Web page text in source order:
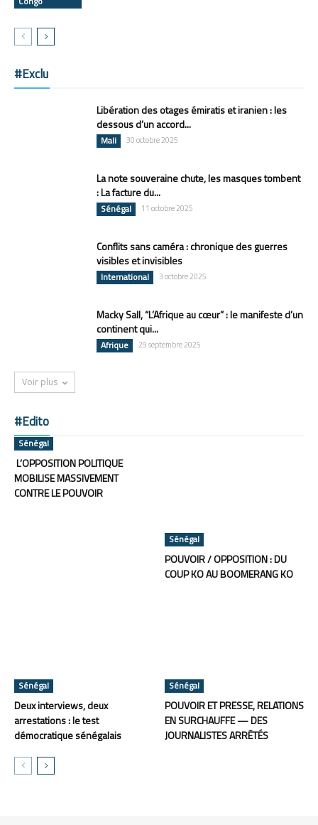
#Exclu
Libération des otages émiratis et iranien : les
dessous d’un accord...
Mali 30 octobre 2025
La note souveraine chute, les masques tombent
: La facture du...
Sénégal 11 octobre 2025
Conflits sans caméra : chronique des guerres
visibles et invisibles
International 3 octobre 2025
Macky Sall, “L’Afrique au cœur” : le manifeste d’un
continent qui...
Afrique 29 septembre 2025
Voir plus
#Edito
Sénégal
L’OPPOSITION POLITIQUE
MOBILISE MASSIVEMENT
CONTRE LE POUVOIR
Sénégal
POUVOIR / OPPOSITION : DU
COUP KO AU BOOMERANG KO
Sénégal
Deux interviews, deux
arrestations : le test
démocratique sénégalais
Sénégal
POUVOIR ET PRESSE, RELATIONS
EN SURCHAUFFE — DES
JOURNALISTES ARRÊTÉS